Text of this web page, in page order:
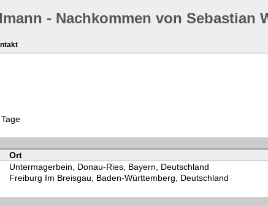
- Nachkommen von Sebastian
Ort
Untermagerbein, Donau-Ries, Bayern, Deutschland
Freiburg Im Breisgau, Baden-Württemberg, Deutschland